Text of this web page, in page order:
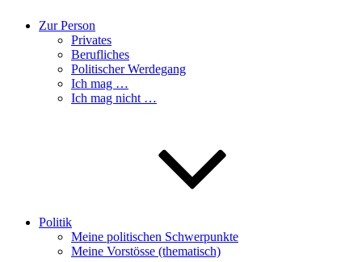
Zur Person
Privates
Berufliches
Politischer Werdegang
Ich mag …
Ich mag nicht …
Politik
Meine politischen Schwerpunkte
Meine Vorstösse (thematisch)